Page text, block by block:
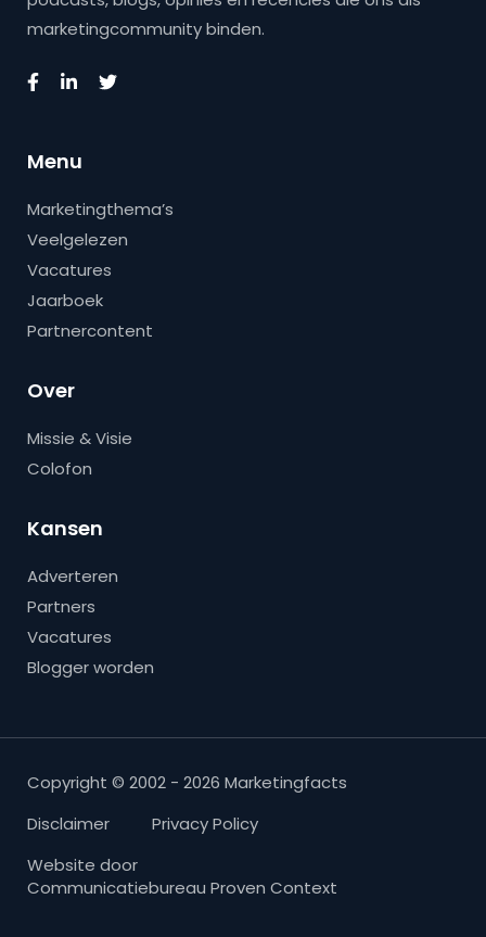
marketingcommunity binden.
Menu
Marketingthema’s
Veelgelezen
Vacatures
Jaarboek
Partnercontent
Over
Missie & Visie
Colofon
Kansen
Adverteren
Partners
Vacatures
Blogger worden
Copyright © 2002 - 2026 Marketingfacts
Disclaimer
Privacy Policy
Website door
Communicatiebureau Proven Context